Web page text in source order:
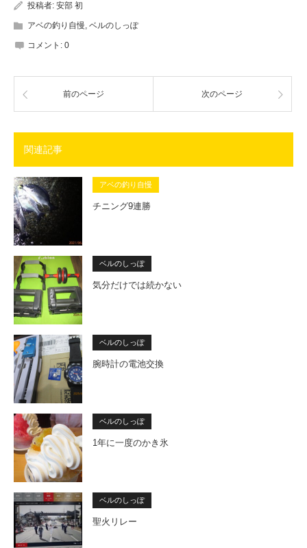
投稿者: 安部 初
アベの釣り自慢, ベルのしっぽ
コメント: 0
前のページ 次のページ
関連記事
アベの釣り自慢
チニング9連勝
ベルのしっぽ
気分だけでは続かない
ベルのしっぽ
腕時計の電池交換
ベルのしっぽ
1年に一度のかき氷
ベルのしっぽ
聖火リレー